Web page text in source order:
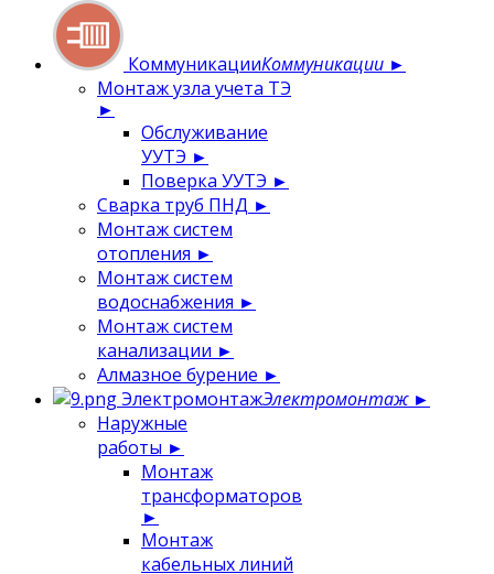
КоммуникацииКоммуникации ►
Монтаж узла учета ТЭ
►
Обслуживание
УУТЭ ►
Поверка УУТЭ ►
Сварка труб ПНД ►
Монтаж систем
отопления ►
Монтаж систем
водоснабжения ►
Монтаж систем
канализации ►
Алмазное бурение ►
ЭлектромонтажЭлектромонтаж ►
Наружные
работы ►
Монтаж
трансформаторов
►
Монтаж
кабельных линий